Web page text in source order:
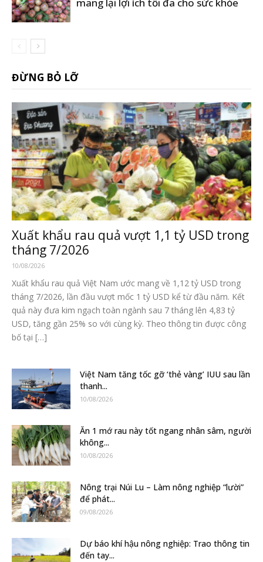
ĐỪNG BỎ LỠ
Xuất khẩu rau quả vượt 1,1 tỷ USD trong
tháng 7/2026
10/08/2026
Xuất khẩu rau quả Việt Nam ước mang về 1,12 tỷ USD trong
tháng 7/2026, lần đầu vượt mốc 1 tỷ USD kể từ đầu năm. Kết
quả này đưa kim ngạch toàn ngành sau 7 tháng lên 4,83 tỷ
USD, tăng gần 25% so với cùng kỳ. Theo thông tin được công
bố tại […]
Việt Nam tăng tốc gỡ ‘thẻ vàng’ IUU sau lần
thanh...
10/08/2026
Ăn 1 mớ rau này tốt ngang nhân sâm, người
không...
10/08/2026
Nông trại Núi Lu – Làm nông nghiệp “lười”
để phát...
09/08/2026
Dự báo khí hậu nông nghiệp: Trao thông tin
đến tay...